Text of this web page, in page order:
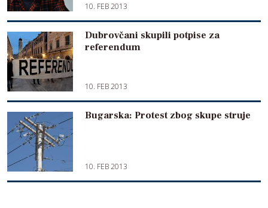
10. FEB 2013
Dubrovčani skupili potpise za
referendum
10. FEB 2013
Bugarska: Protest zbog skupe struje
10. FEB 2013